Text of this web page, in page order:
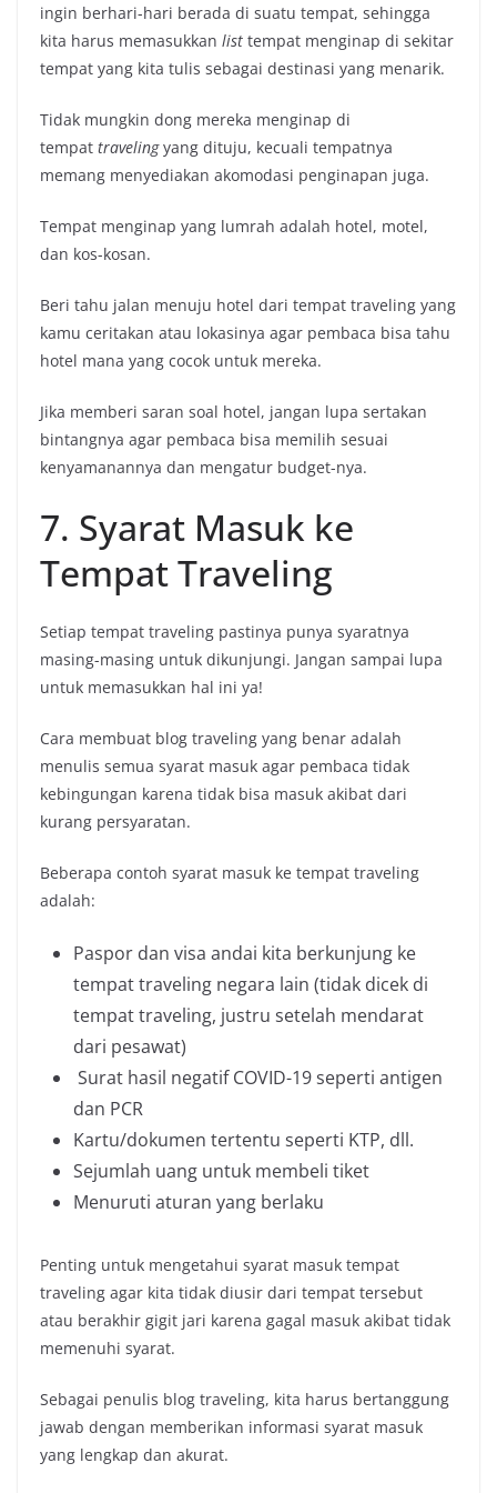
ingin berhari-hari berada di suatu tempat, sehingga
kita harus memasukkan list tempat menginap di sekitar
tempat yang kita tulis sebagai destinasi yang menarik.
Tidak mungkin dong mereka menginap di
tempat travelingyang dituju, kecuali tempatnya
memang menyediakan akomodasi penginapan juga.
Tempat menginap yang lumrah adalah hotel, motel,
dan kos-kosan.
Beri tahu jalan menuju hotel dari tempat traveling yang
kamu ceritakan atau lokasinya agar pembaca bisa tahu
hotel mana yang cocok untuk mereka.
Jika memberi saran soal hotel, jangan lupa sertakan
bintangnya agar pembaca bisa memilih sesuai
kenyamanannya dan mengatur budget-nya.
7. Syarat Masuk ke
Tempat Traveling
Setiap tempat traveling pastinya punya syaratnya
masing-masing untuk dikunjungi. Jangan sampai lupa
untuk memasukkan hal ini ya!
Cara membuat blog traveling yang benar adalah
menulis semua syarat masuk agar pembaca tidak
kebingungan karena tidak bisa masuk akibat dari
kurang persyaratan.
Beberapa contoh syarat masuk ke tempat traveling
adalah:
Paspor dan visa andai kita berkunjung ke
tempat traveling negara lain (tidak dicek di
tempat traveling, justru setelah mendarat
dari pesawat)
Surat hasil negatif COVID-19 seperti antigen
dan PCR
Kartu/dokumen tertentu seperti KTP, dll.
Sejumlah uang untuk membeli tiket
Menuruti aturan yang berlaku
Penting untuk mengetahui syarat masuk tempat
traveling agar kita tidak diusir dari tempat tersebut
atau berakhir gigit jari karena gagal masuk akibat tidak
memenuhi syarat.
Sebagai penulis blog traveling, kita harus bertanggung
jawab dengan memberikan informasi syarat masuk
yang lengkap dan akurat.